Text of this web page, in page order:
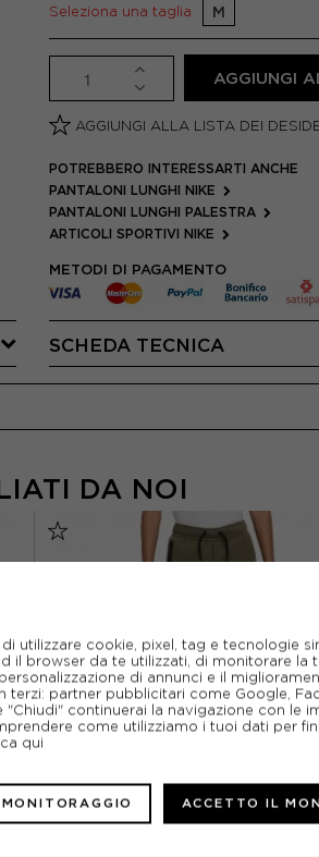
Seleziona una taglia M
AGGIUNGI
AGGIUNGI ALLA LISTA DEI
POTREBBERO INTERESSARTI ANCHE
PANTALONI LUNGHI NIKE
PANTALONI LUNGHI PALESTRA
ARTICOLI SPORTIVI NIKE
METODI DI PAGAMENTO
SCHEDA TECNICA
DA NOI
utilizzare cookie, pixel, tag e tecnologie
il browser da te utilizzati, di monitorare la
di annunci e il
partner pubblicitari come Google,
continuerai la navigazione con le
come utilizziamo i tuoi dati per
qui
ACCETTO IL